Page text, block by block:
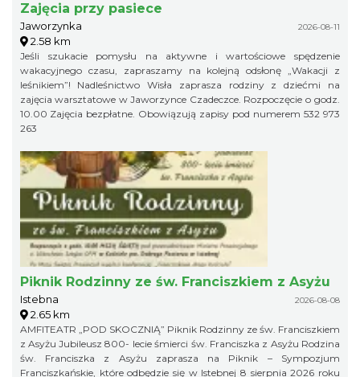
Zajęcia przy pasiece
Jaworzynka 2026-08-11
2.58 km
Jeśli szukacie pomysłu na aktywne i wartościowe spędzenie
wakacyjnego czasu, zapraszamy na kolejną odsłonę „Wakacji z
leśnikiem”! Nadleśnictwo Wisła zaprasza rodziny z dziećmi na
zajęcia warsztatowe w Jaworzynce Czadeczce. Rozpoczęcie o godz.
10.00 Zajęcia bezpłatne. Obowiązują zapisy pod numerem 532 973
263
Piknik Rodzinny ze św. Franciszkiem z Asyżu
Istebna 2026-08-08
2.65 km
AMFITEATR „POD SKOCZNIĄ” Piknik Rodzinny ze św. Franciszkiem
z Asyżu Jubileusz 800- lecie śmierci św. Franciszka z Asyżu Rodzina
św. Franciszka z Asyżu zaprasza na Piknik – Sympozjum
Franciszkańskie, które odbędzie się w Istebnej 8 sierpnia 2026 roku